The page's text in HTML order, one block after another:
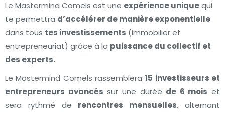
Le Mastermind Comels est une expérience uniquequi
te permettra d’accélérer de manière exponentielle
dans tous tes investissements (immobilier et
entrepreneuriat) grâce à la puissance du collectif et
des experts.
Le Mastermind Comels rassemblera15 investisseurs et
entrepreneurs avancés sur une durée de 6 mois et
sera rythmé de rencontres mensuelles, alternant